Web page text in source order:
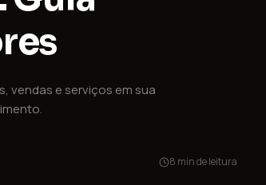
vendas e serviços em sua
8 min de leitura